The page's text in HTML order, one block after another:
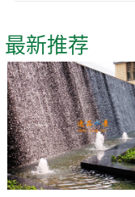
最新推荐